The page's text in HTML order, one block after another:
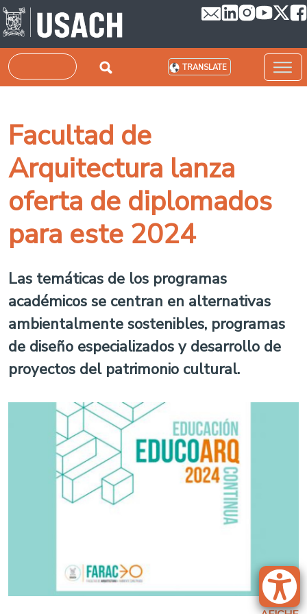
Skip to main content
Search TRANSLATE
Facultad de
Arquitectura lanza
oferta de diplomados
para este 2024
Las temáticas de los programas
académicos se centran en alternativas
ambientalmente sostenibles, programas
de diseño especializados y desarrollo de
proyectos del patrimonio cultural.